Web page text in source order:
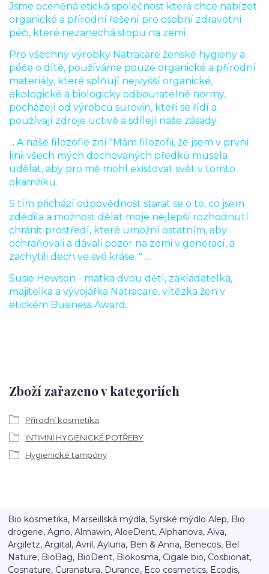
Jsme oceněná etická společnost která chce nabízet
organické a přírodní řešení pro osobní zdravotní
péči, které nezanechá stopu na zemi.
Pro všechny výrobky Natracare ženské hygieny a
péče o dítě, používáme pouze organické a přírodní
materiály, které splňují nejvyšší organické,
ekologické a biologicky odbouratelné normy,
pocházejí od výrobců surovin, kteří se řídí a
používají zdroje uctivě a sdílejí naše zásady.
... A naše filozofie zní "Mám filozofii, že jsem v první
linii všech mých dochovaných předků musela
udělat, aby pro mě mohl existovat svět v tomto
okamžiku.
S tím přichází odpovědnost starat se o to, co jsem
zdědila a možnost dělat moje nejlepší rozhodnutí
chránit prostředí, které umožní ostatním, aby
ochraňovali a dávali pozor na zemi v generací, a
zachytili dech ve své kráse. " ...
Susie Hewson - matka dvou dětí, zakladatelka,
majitelka a vývojářka Natracare, vítězka žen v
etickém Business Award.
Zboží zařazeno v kategoriích
Přírodní kosmetika
INTIMNÍ HYGIENICKÉ POTŘEBY
Hygienické tampóny
Bio kosmetika, Marseillská mýdla, Syrské mýdlo Alep, Bio
drogerie, Agno, Almawin, AloeDent, Alphanova, Alva,
Argiletz, Argital, Avril, Ayluna, Ben & Anna, Benecos, Bel
Nature, BioBag, BioDent, Biokosma, Cigale bio, Cosbionat,
Cosnature, Curanatura, Durance, Eco cosmetics, Ecodis,